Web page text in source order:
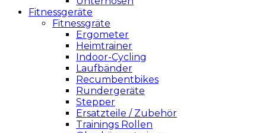
Fitnessgeräte
Fitnessgräte
Ergometer
Heimtrainer
Indoor-Cycling
Laufbänder
Recumbentbikes
Rundergeräte
Stepper
Ersatzteile / Zubehör
Trainings Rollen